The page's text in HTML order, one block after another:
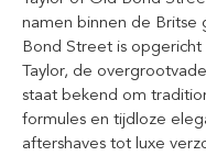
namen binnen de Britse
Bond Street is
Taylor, de
staat bekend om
formules en tijdloze
aftershaves tot luxe